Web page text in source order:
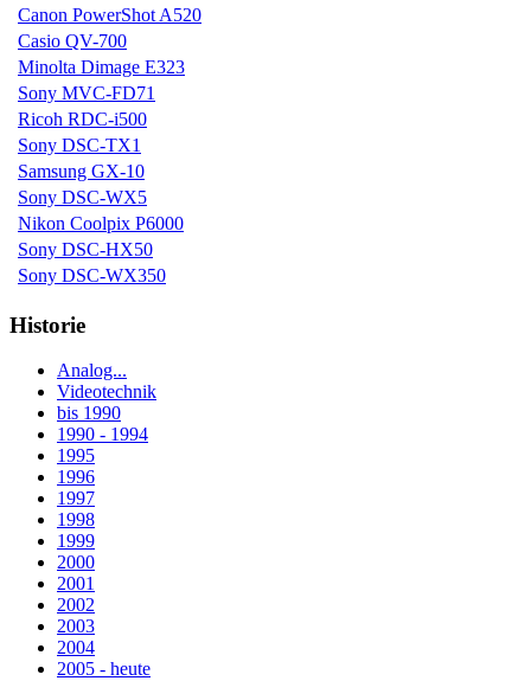
Canon PowerShot A520
Casio QV-700
Minolta Dimage E323
Sony MVC-FD71
Ricoh RDC-i500
Sony DSC-TX1
Samsung GX-10
Sony DSC-WX5
Nikon Coolpix P6000
Sony DSC-HX50
Sony DSC-WX350
Historie
Analog...
Videotechnik
bis 1990
1990 - 1994
1995
1996
1997
1998
1999
2000
2001
2002
2003
2004
2005 - heute